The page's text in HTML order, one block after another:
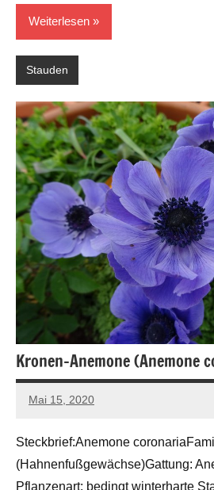
Weiterlesen
Stauden
Kronen-Anemone (Anemone
Mai 15, 2020
Andreas
Steckbrief:Anemone
(Hahnenfußgewächse)Gattung:
Pflanzenart: bedingt winterharte